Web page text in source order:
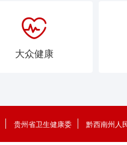

大众健康
贵州省卫生健康委 黔西南州人